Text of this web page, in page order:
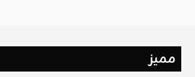
مميز